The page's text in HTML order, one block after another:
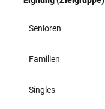
Senioren
Familien
Singles